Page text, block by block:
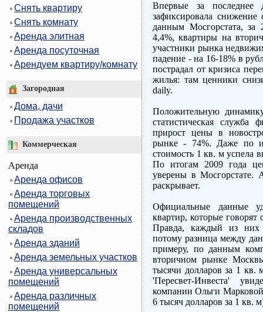
Снять квартиру
Снять комнату
Аренда элитная
Аренда посуточная
Арендуем квартиру/комнату
Загородная
Дома, дачи
Продажа участков
Коммерческая
Аренда
Аренда офисов
Аренда торговых
помещений
Аренда производственных
складов
Аренда зданий
Аренда земельных участков
Аренда универсальных
помещений
Аренда различных
помещений
Впервые за последнее
зафиксировала
данным Мосгорстата, за
4,4%, квартиры на
участники рынка
падение - на 16-18% в
пострадал от кризиса
жилья: там ценники
daily.
Положительную
статистическая служба
прирост цены в
рынке - 74%. Даже по
стоимость 1 кв. м успела
По итогам 2009 года
уверены в Мосгорстате.
раскрывает.
Официальные данные
квартир, которые говорят
Правда, каждый из них
потому разница между
примеру, по данным
вторичном рынке
тысячи долларов за 1 кв.
'Пересвет-Инвеста'
компании Ольги
6 тысяч долларов за 1 кв.